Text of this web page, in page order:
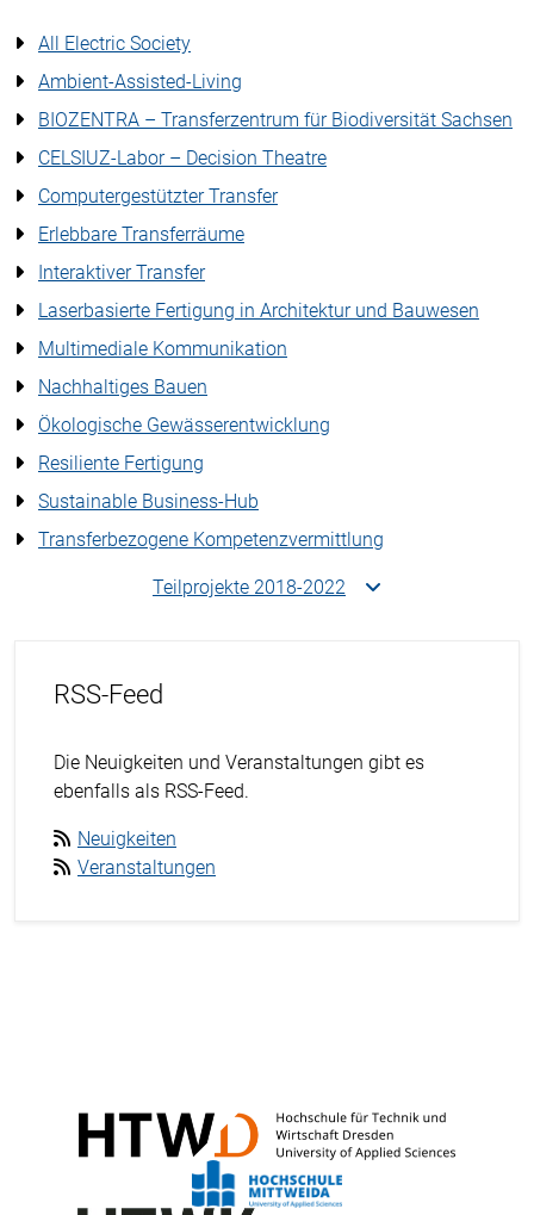
All Electric Society
Ambient-Assisted-Living
BIOZENTRA – Transferzentrum für Biodiversität Sachsen
CELSIUZ-Labor – Decision Theatre
Computergestützter Transfer
Erlebbare Transferräume
Interaktiver Transfer
Laserbasierte Fertigung in Architektur und Bauwesen
Multimediale Kommunikation
Nachhaltiges Bauen
Ökologische Gewässerentwicklung
Resiliente Fertigung
Sustainable Business-Hub
Transferbezogene Kompetenzvermittlung
Teilprojekte 2018-2022
RSS-Feed
Die Neuigkeiten und Veranstaltungen gibt es
ebenfalls als RSS-Feed.
Neuigkeiten
Veranstaltungen